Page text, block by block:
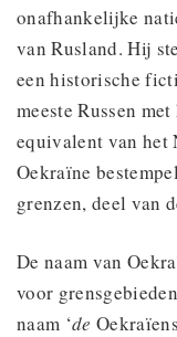
onafhankelijke
van Rusland. Hij
een historische
meeste Russen
equivalent van het
Oekraïne
grenzen, deel van
De naam van
voor
naam ‘de